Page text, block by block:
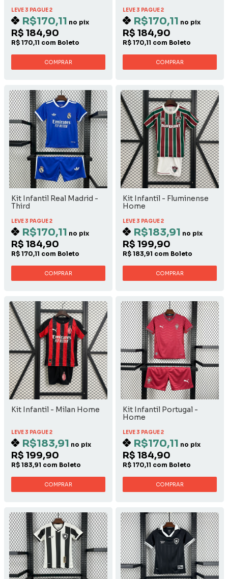
LEVE 3 PAGUE 2
R$170,11 no pix
R$ 184,90
R$ 170,11 com Boleto
COMPRAR
LEVE 3 PAGUE 2
R$170,11 no pix
R$ 184,90
R$ 170,11 com Boleto
COMPRAR
Kit Infantil Real Madrid -
Third
LEVE 3 PAGUE 2
R$170,11 no pix
R$ 184,90
R$ 170,11 com Boleto
COMPRAR
Kit Infantil - Fluminense
Home
LEVE 3 PAGUE 2
R$183,91 no pix
R$ 199,90
R$ 183,91 com Boleto
COMPRAR
Kit Infantil - Milan Home
LEVE 3 PAGUE 2
R$183,91 no pix
R$ 199,90
R$ 183,91 com Boleto
COMPRAR
Kit Infantil Portugal -
Home
LEVE 3 PAGUE 2
R$170,11 no pix
R$ 184,90
R$ 170,11 com Boleto
COMPRAR